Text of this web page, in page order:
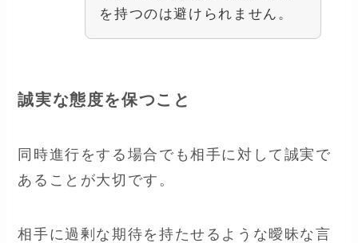
を持つのは避けられません。
誠実な態度を保つこと
同時進行をする場合でも相手に対して誠実で
あることが大切です。
相手に過剰な期待を持たせるような曖昧な言